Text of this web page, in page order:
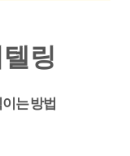
링
는 방법